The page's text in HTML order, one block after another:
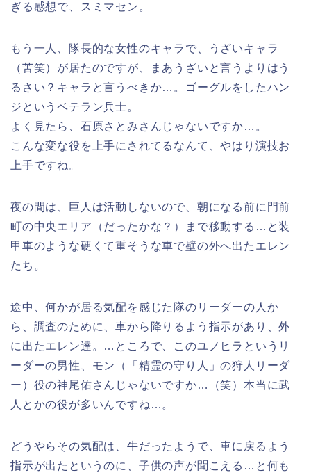
ぎる感想で、スミマセン。
もう一人、隊長的な女性のキャラで、うざいキャラ
（苦笑）が居たのですが、まあうざいと言うよりはう
るさい？キャラと言うべきか…。ゴーグルをしたハン
ジというベテラン兵士。
よく見たら、石原さとみさんじゃないですか…。
こんな変な役を上手にされてるなんて、やはり演技お
上手ですね。
夜の間は、巨人は活動しないので、朝になる前に門前
町の中央エリア（だったかな？）まで移動する…と装
甲車のような硬くて重そうな車で壁の外へ出たエレン
たち。
途中、何かが居る気配を感じた隊のリーダーの人か
ら、調査のために、車から降りるよう指示があり、外
に出たエレン達。…ところで、このユノヒラというリ
ーダーの男性、モン（「精霊の守り人」の狩人リーダ
ー）役の神尾佑さんじゃないですか…（笑）本当に武
人とかの役が多いんですね…。
どうやらその気配は、牛だったようで、車に戻るよう
指示が出たというのに、子供の声が聞こえる…と何も